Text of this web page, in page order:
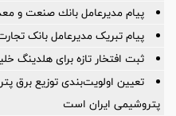
پیام مدیرعامل بانك صنعت و
پیام تبریک مدیرعامل بانک
ثبت افتخار تازه برای هلدینگ
تعیین اولویت‌بندی توزیع برق
پتروشیمی ایران است